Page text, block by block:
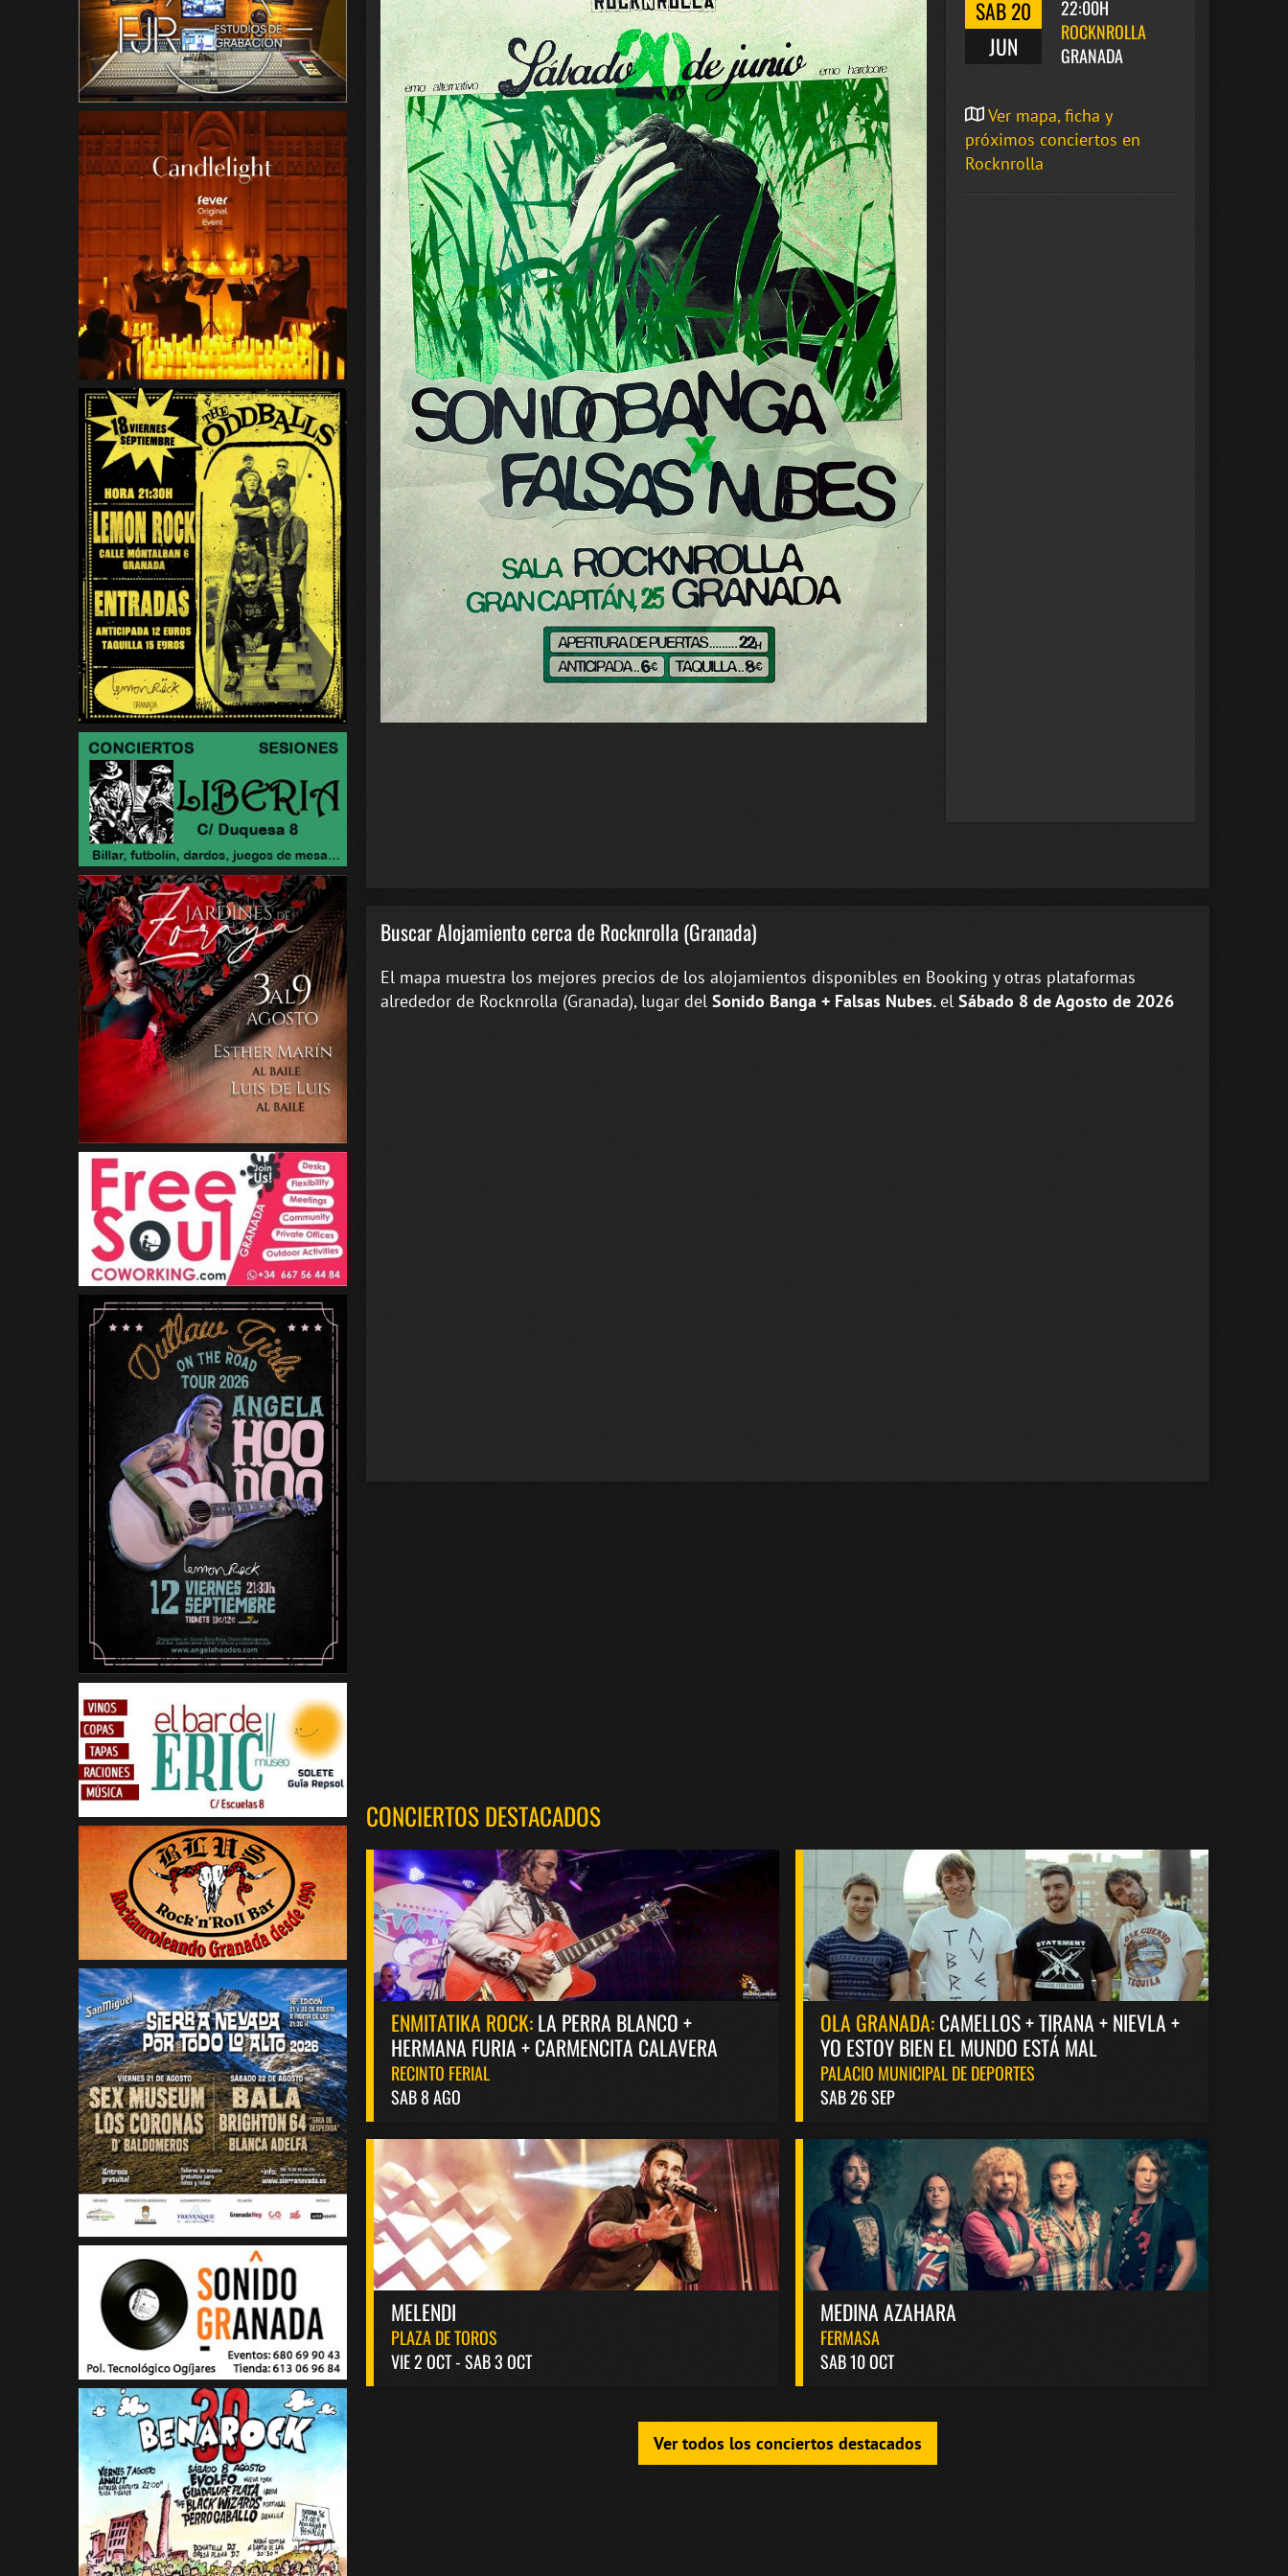
SAB 20
JUN
22:00H
ROCKNROLLA
GRANADA
Ver mapa, ficha y
próximos conciertos en
Rocknrolla
Buscar Alojamiento cerca de Rocknrolla (Granada)
El mapa muestra los mejores precios de los alojamientos disponibles en Booking y otras plataformas
alrededor de Rocknrolla (Granada), lugar del Sonido Banga + Falsas Nubes.el Sábado 8 de Agosto de 2026
CONCIERTOS DESTACADOS
ENMITATIKA ROCK:LA PERRA BLANCO +
HERMANA FURIA + CARMENCITA CALAVERA
RECINTO FERIAL
SAB 8 AGO
OLA GRANADA:CAMELLOS + TIRANA + NIEVLA +
YO ESTOY BIEN EL MUNDO ESTÁ MAL
PALACIO MUNICIPAL DE DEPORTES
SAB 26 SEP
MELENDI
PLAZA DE TOROS
VIE 2 OCT - SAB 3 OCT
MEDINA AZAHARA
FERMASA
SAB 10 OCT
Ver todos los conciertos destacados